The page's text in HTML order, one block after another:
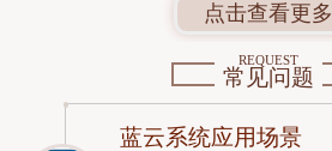
点击查看更多
REQUEST
常见问题
蓝云系统应用场景